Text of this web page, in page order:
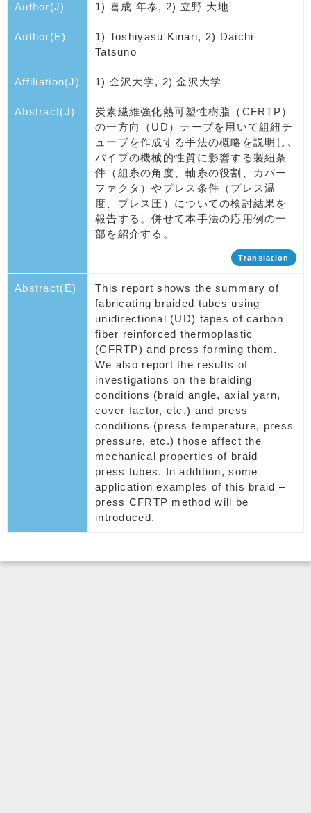
Author(J) 1) 喜成 年泰, 2) 立野 大地
Author(E)
1) Toshiyasu Kinari, 2) Daichi
Tatsuno
Affiliation(J) 1) 金沢大学, 2) 金沢大学
Abstract(J)
炭素繊維強化熱可塑性樹脂（CFRTP）
の一方向（UD）テープを用いて組紐チ
ューブを作成する手法の概略を説明し､
パイプの機械的性質に影響する製紐条
件（組糸の角度、軸糸の役割、カバー
ファクタ）やプレス条件（プレス温
度、プレス圧）についての検討結果を
報告する。併せて本手法の応用例の一
部を紹介する。
Translation
Abstract(E)
This report shows the summary of
fabricating braided tubes using
unidirectional (UD) tapes of carbon
fiber reinforced thermoplastic
(CFRTP) and press forming them.
We also report the results of
investigations on the braiding
conditions (braid angle, axial yarn,
cover factor, etc.) and press
conditions (press temperature, press
pressure, etc.) those affect the
mechanical properties of braid –
press tubes. In addition, some
application examples of this braid –
press CFRTP method will be
introduced.